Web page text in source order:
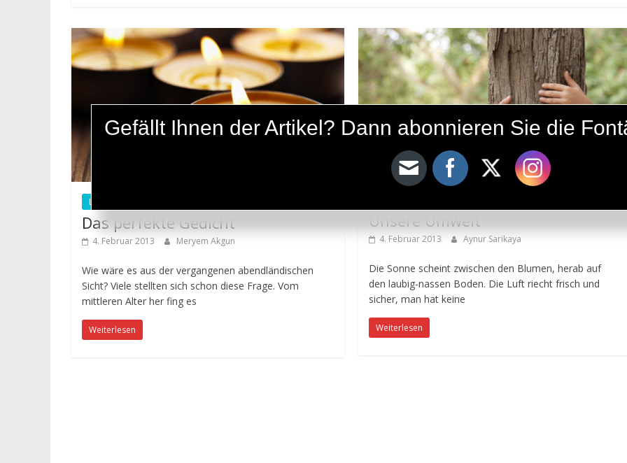
Lyrik
Das perfekte Gedicht
4. Februar 2013 Meryem Akgun
Wie wäre es aus der vergangenen abendländischen
Sicht? Viele stellten sich schon diese Frage. Vom
mittleren Alter her fing es
Weiterlesen
Unsere Umwelt
4. Februar 2013 Aynur Sarikaya
Die Sonne scheint zwischen den Blumen, herab auf
den laubig-nassen Boden. Die Luft riecht frisch und
sicher, man hat keine
Weiterlesen
Gefällt Ihnen der Artikel? Dann abonnieren Sie die